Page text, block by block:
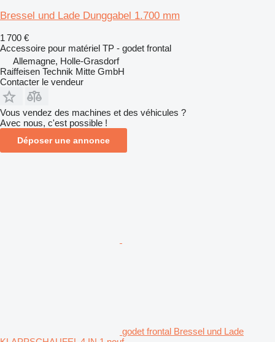
Bressel und Lade Dunggabel 1.700 mm
1 700 €
Accessoire pour matériel TP - godet frontal
Allemagne, Holle-Grasdorf
Raiffeisen Technik Mitte GmbH
Contacter le vendeur
Vous vendez des machines et des véhicules ?
Avec nous, c'est possible !
Déposer une annonce
godet frontal Bressel und Lade